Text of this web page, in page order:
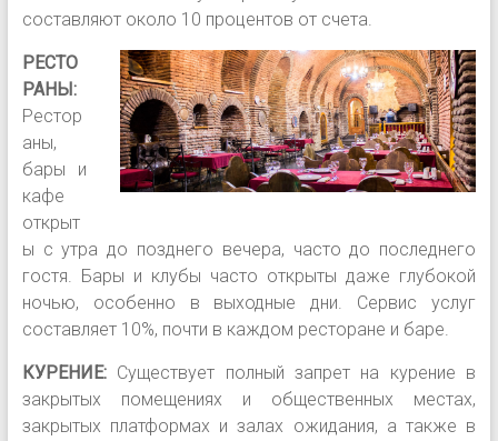
составляют около 10 процентов от счета.
РЕСТО
РАНЫ:
Рестор
аны,
бары и
кафе
открыт
ы с утра до позднего вечера, часто до последнего
гостя. Бары и клубы часто открыты даже глубокой
ночью, особенно в выходные дни. Сервис услуг
составляет 10%, почти в каждом ресторане и баре.
КУРЕНИЕ: Существует полный запрет на курение в
закрытых помещениях и общественных местах,
закрытых платформах и залах ожидания, а также в